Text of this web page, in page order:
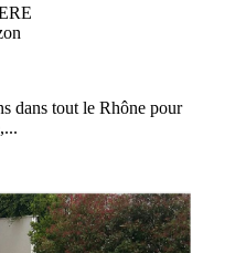
dans tout le Rhône pour